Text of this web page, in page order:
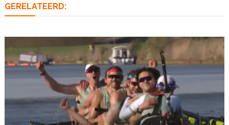
GERELATEERD: